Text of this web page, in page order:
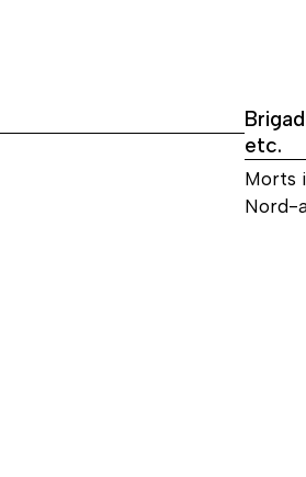
etc.
Morts
Nord-